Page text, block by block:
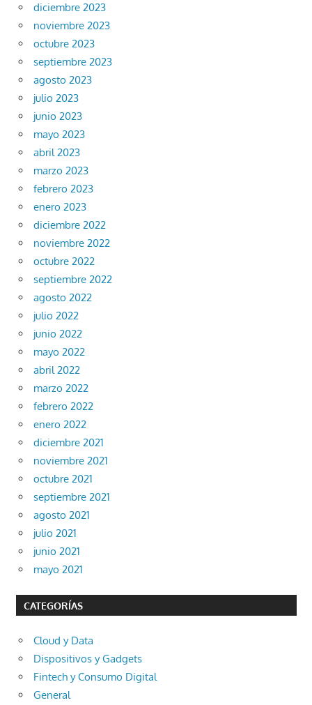
diciembre 2023
noviembre 2023
octubre 2023
septiembre 2023
agosto 2023
julio 2023
junio 2023
mayo 2023
abril 2023
marzo 2023
febrero 2023
enero 2023
diciembre 2022
noviembre 2022
octubre 2022
septiembre 2022
agosto 2022
julio 2022
junio 2022
mayo 2022
abril 2022
marzo 2022
febrero 2022
enero 2022
diciembre 2021
noviembre 2021
octubre 2021
septiembre 2021
agosto 2021
julio 2021
junio 2021
mayo 2021
CATEGORÍAS
Cloud y Data
Dispositivos y Gadgets
Fintech y Consumo Digital
General